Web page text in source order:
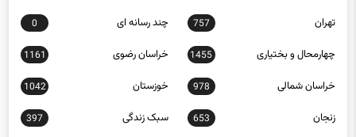
تهران 757 چند رسانه ای 0
چهارمحال و بختیاری 1455 خراسان رضوی 1161
خراسان شمالی 978 خوزستان 1042
زنجان 653 سبک زندگی 397